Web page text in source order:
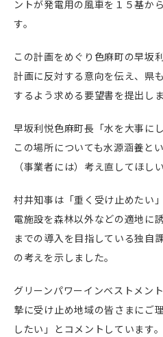
ントが発電用の風車を１５基か
す。
この計画をめぐり色麻町の早坂
計画に反対する意向を伝え、県
するよう求める要望書を提出しま
早坂利悦色麻町長「水を大事に
この場所についても水源涵養と
（事業者には）考え直してほし
村井知事は「重く受け止めたい
電施設を森林以外などの適地に
までの導入を目指している独自
の考えを示しました。
グリーンパワーインベストメン
摯に受け止め地域の皆さまにご
したい」とコメントしています。